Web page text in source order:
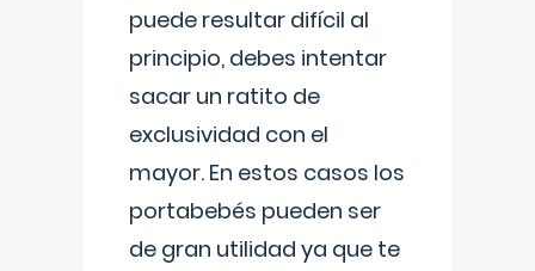
puede resultar difícil al
principio, debes intentar
sacar un ratito de
exclusividad con el
mayor. En estos casos los
portabebés pueden ser
de gran utilidad ya que te